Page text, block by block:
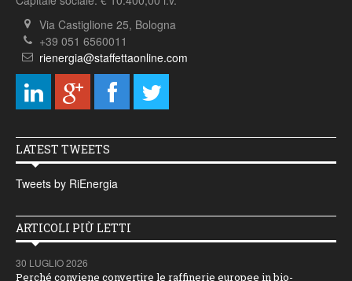
Via Castiglione 25, Bologna
+39 051 6560011
rienergia@staffettaonline.com
LATEST TWEETS
Tweets by RiEnergia
ARTICOLI PIÙ LETTI
30 LUGLIO 2026
Perché conviene convertire le raffinerie europee in bio-